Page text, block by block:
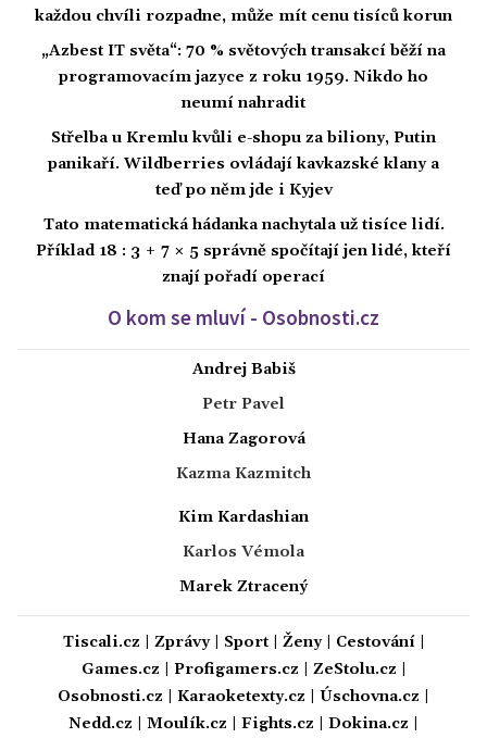
každou chvíli rozpadne, může mít cenu tisíců korun
„Azbest IT světa“: 70 % světových transakcí běží na
programovacím jazyce z roku 1959. Nikdo ho
neumí nahradit
Střelba u Kremlu kvůli e-shopu za biliony, Putin
panikaří. Wildberries ovládají kavkazské klany a
teď po něm jde i Kyjev
Tato matematická hádanka nachytala už tisíce lidí.
Příklad 18 : 3 + 7 × 5 správně spočítají jen lidé, kteří
znají pořadí operací
O kom se mluví - Osobnosti.cz
Andrej Babiš
Petr Pavel
Hana Zagorová
Kazma Kazmitch
Kim Kardashian
Karlos Vémola
Marek Ztracený
Tiscali.cz Zprávy| Sport| Ženy| Cestování|
Games.cz
Profigamers.cz ZeStolu.cz
Osobnosti.cz
Karaoketexty.cz Úschovna.cz
Nedd.cz
Moulík.cz Fights.cz Dokina.cz